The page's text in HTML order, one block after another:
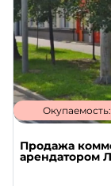
Продажа
арендатором